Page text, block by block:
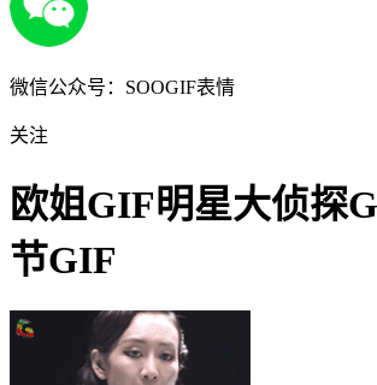
微信公众号：SOOGIF表情
关注
欧姐GIF明星大侦探
节GIF